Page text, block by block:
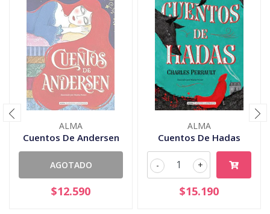
ALMA
Cuentos De Andersen
AGOTADO
$12.590
ALMA
Cuentos De Hadas
+
-
$15.190